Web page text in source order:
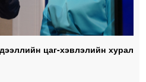
цаг-хэвлэлийн хурал